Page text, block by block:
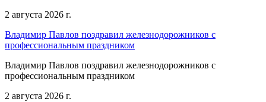
2 августа 2026 г.
Владимир Павлов поздравил железнодорожников с
профессиональным праздником
Владимир Павлов поздравил железнодорожников с
профессиональным праздником
2 августа 2026 г.